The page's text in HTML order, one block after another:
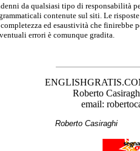
da qualsiasi tipo di responsabilità
contenute sul siti. Le
ed esaustività che finirebbe
errori è comunque gradita.
Roberto
email:
Roberto